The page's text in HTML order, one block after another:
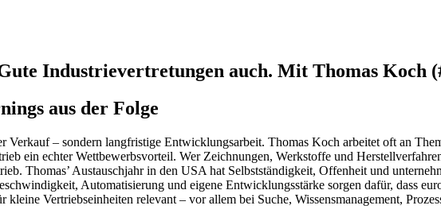
Industrievertretungen auch. Mit Thomas Koch
aus der Folge
Verkauf – sondern langfristige Entwicklungsarbeit. Thomas Koch arbeitet oft an
ein echter Wettbewerbsvorteil. Wer Zeichnungen, Werkstoffe und
Thomas’ Austauschjahr in den USA hat Selbstständigkeit, Offenheit und
Automatisierung und eigene Entwicklungsstärke sorgen dafür, dass
Vertriebseinheiten relevant – vor allem bei Suche, Wissensmanagement,